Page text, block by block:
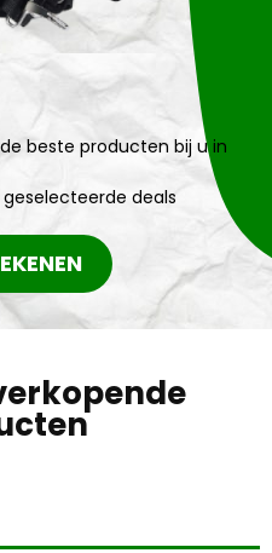
beste producten bij u in
deals